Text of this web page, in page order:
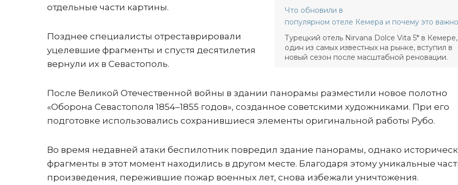
Что обновили в
популярном отеле Кемера и почему это важно
Турецкий отель Nirvana Dolce Vita 5* в Кемере,
один из самых известных на рынке, вступил в
новый сезон после масштабной реновации.
отдельные части картины.
Позднее специалисты отреставрировали
уцелевшие фрагменты и спустя десятилетия
вернули их в Севастополь.
После Великой Отечественной войны в здании панорамы разместили новое полотно
«Оборона Севастополя 1854–1855 годов», созданное советскими художниками. При его
подготовке использовались сохранившиеся элементы оригинальной работы Рубо.
Во время недавней атаки беспилотник повредил здание панорамы, однако
фрагменты в этот момент находились в другом месте. Благодаря этому уникальные
произведения, пережившие пожар военных лет, снова избежали уничтожения.